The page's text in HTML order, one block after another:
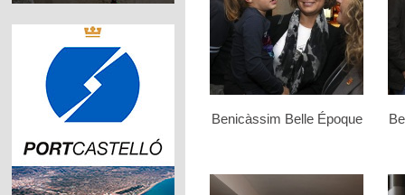
Benicàssim Belle Époque